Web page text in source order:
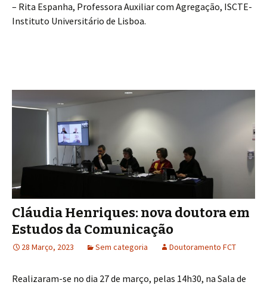
– Rita Espanha, Professora Auxiliar com Agregação, ISCTE-
Instituto Universitário de Lisboa.
Cláudia Henriques: nova doutora em
Estudos da Comunicação
28 Março, 2023 Sem categoria Doutoramento FCT
Realizaram-se no dia 27 de março, pelas 14h30, na Sala de